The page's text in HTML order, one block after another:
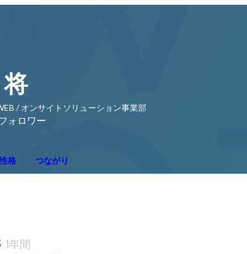
/ オンサイトソリューション事業部
ォロワー
格 つながり
1年間